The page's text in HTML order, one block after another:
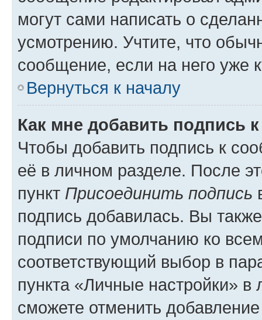
могут сами написать о
усмотрению. Учтите, что
сообщение, если на него уже
Вернуться к началу
Как мне добавить подпись
Чтобы добавить подпись к
её в личном разделе. После
пункт Присоединить подпись
подпись добавилась. Вы
подписи по умолчанию ко
соответствующий выбор в
пункта «Личные настройки»
сможете отменить